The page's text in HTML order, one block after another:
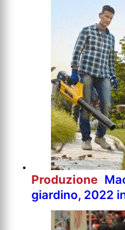
Produzione
giardino, 2022